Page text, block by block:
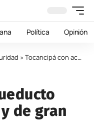
Política Opinión
» Tocancipá con acueducto propio, moderno y de gran calidad
de gran